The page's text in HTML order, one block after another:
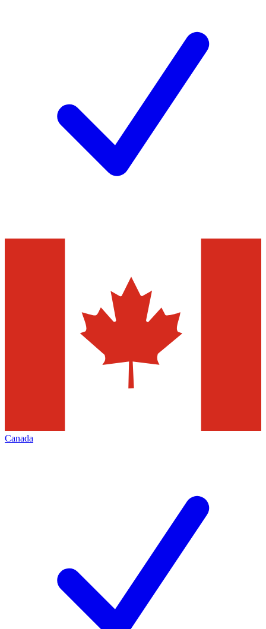
Canada